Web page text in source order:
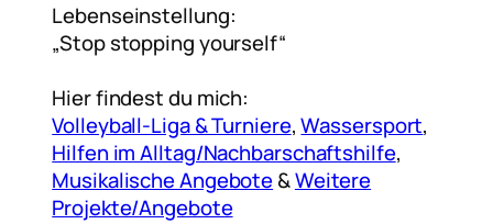
Lebenseinstellung:
„Stop stopping yourself“
Hier findest du mich:
Volleyball-Liga & Turniere,Wassersport,
Hilfen im Alltag/Nachbarschaftshilfe,
Musikalische Angebote&Weitere
Projekte/Angebote